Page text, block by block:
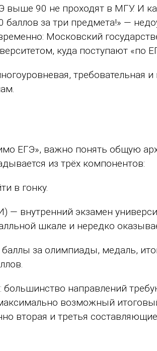
выше 90 не проходят в МГУ. И
за три предмета!» —
Московский
куда поступают «по
требовательная
ЕГЭ», важно понять общую
из трёх компонентов:
в гонку.
— внутренний экзамен
шкале и нередко
за олимпиады, медаль,
направлений
возможный
вторая и третья